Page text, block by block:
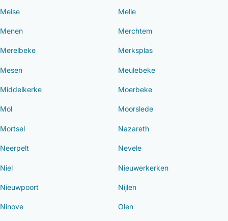
Meise Melle
Menen Merchtem
Merelbeke Merksplas
Mesen Meulebeke
Middelkerke Moerbeke
Mol Moorslede
Mortsel Nazareth
Neerpelt Nevele
Niel Nieuwerkerken
Nieuwpoort Nijlen
Ninove Olen